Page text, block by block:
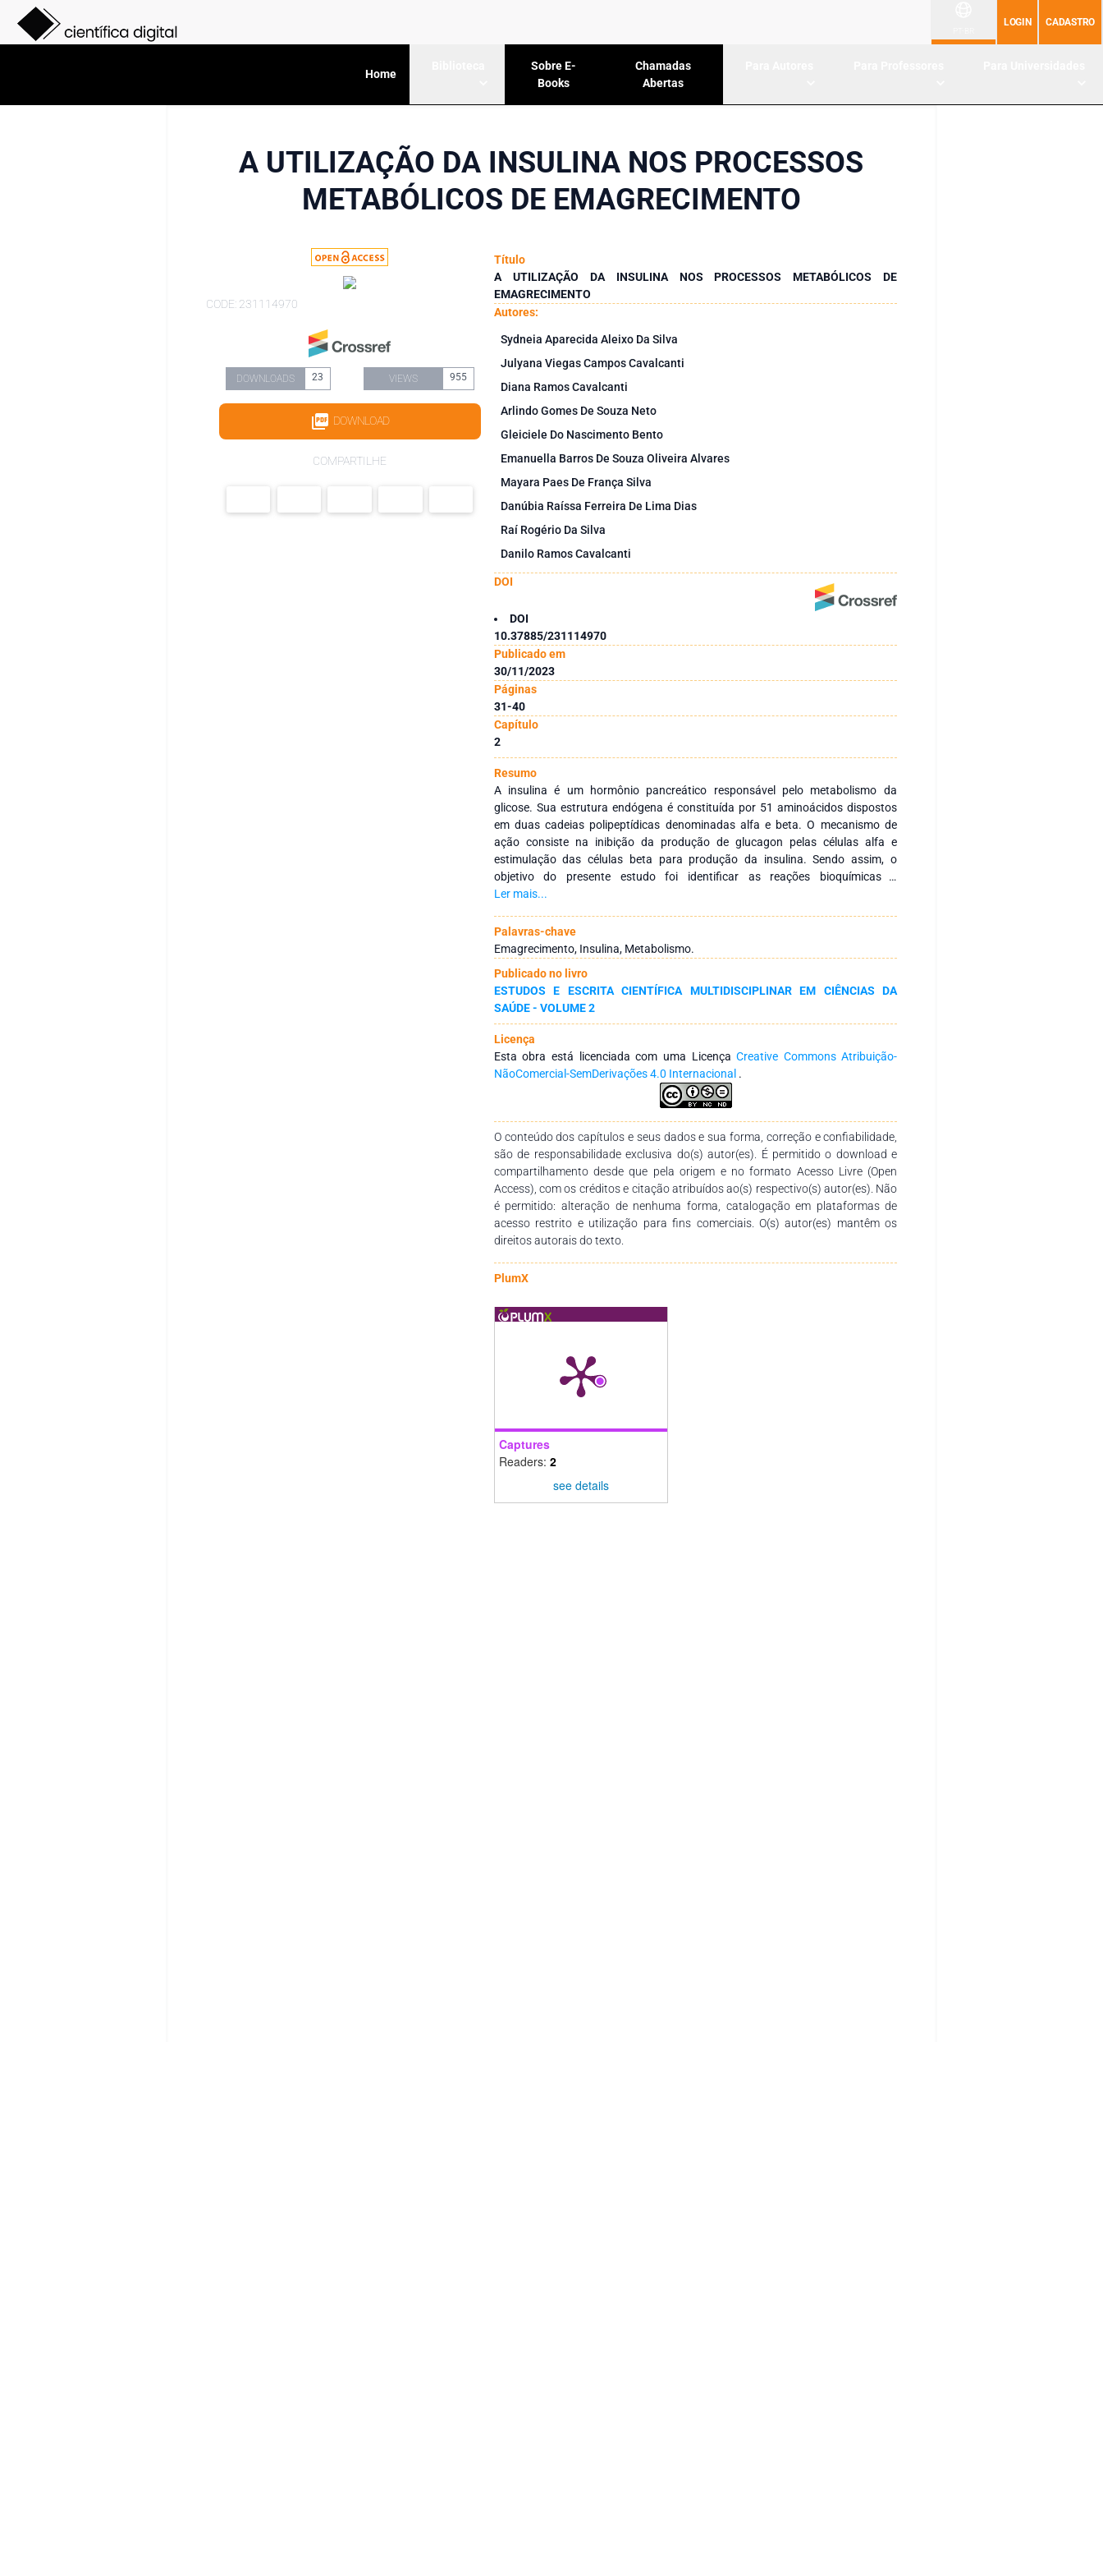
LOGIN CADASTRO
Home
Sobre E-
Books
Chamadas
Abertas
A UTILIZAÇÃO DA INSULINA NOS PROCESSOS
METABÓLICOS DE EMAGRECIMENTO
CODE: 231114970
DOWNLOADS 23 VIEWS 955
DOWNLOAD
COMPARTILHE
Título
A UTILIZAÇÃO DA INSULINA NOS PROCESSOS METABÓLICOS DE
EMAGRECIMENTO
Autores:
Sydneia Aparecida Aleixo Da Silva
Julyana Viegas Campos Cavalcanti
Diana Ramos Cavalcanti
Arlindo Gomes De Souza Neto
Gleiciele Do Nascimento Bento
Emanuella Barros De Souza Oliveira Alvares
Mayara Paes De França Silva
Danúbia Raíssa Ferreira De Lima Dias
Raí Rogério Da Silva
Danilo Ramos Cavalcanti
DOI
DOI
10.37885/231114970
Publicado em
30/11/2023
Páginas
31-40
Capítulo
2
Resumo
A insulina é um hormônio pancreático responsável pelo metabolismo da
glicose. Sua estrutura endógena é constituída por 51 aminoácidos dispostos
em duas cadeias polipeptídicas denominadas alfa e beta. O mecanismo de
ação consiste na inibição da produção de glucagon pelas células alfa e
estimulação das células beta para produção da insulina. Sendo assim, o
objetivo do presente estudo foi identificar as reações bioquímicas e
metabólicas envolvidas nos processos de emagrecimento e diminuição dos
utilização de artigos, revistas, trabalhos de conclusão de curso, publicados
entre 2018 e 2023. Os resultados mostraram que a insulina é capaz de levar ao
emagrecimento, devido aos estímulos hipotalâmicos envolvidos no processo de
saciedade e fome. Conclui-se que o uso da insulina associada aos hábitos de
vida saudáveis e a prática de atividade física promovem reações bioquímicas e
metabólicas envolvidas na perda de peso.
Ler mais...
Palavras-chave
Emagrecimento, Insulina, Metabolismo.
Publicado no livro
ESTUDOS E ESCRITA CIENTÍFICA MULTIDISCIPLINAR EM CIÊNCIAS DA
SAÚDE - VOLUME 2
Licença
Esta obra está licenciada com uma LicençaCreative Commons Atribuição-
NãoComercial-SemDerivações 4.0 Internacional .
O conteúdo dos capítulos e seus dados e sua forma, correção e confiabilidade,
são de responsabilidade exclusiva do(s) autor(es). É permitido o download e
compartilhamento desde que pela origem e no formato Acesso Livre (Open
Access), com os créditos e citação atribuídos ao(s) respectivo(s) autor(es). Não
é permitido: alteração de nenhuma forma, catalogação em plataformas de
acesso restrito e utilização para fins comerciais. O(s) autor(es) mantêm os
direitos autorais do texto.
PlumX
Captures
Readers: 2
see details